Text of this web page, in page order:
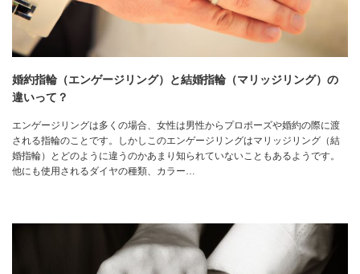
婚約指輪（エンゲージリング）と結婚指輪（マリッジリング）の
違いって？
エンゲージリングは多くの場合、女性は男性からプロポーズや婚約の際に渡
される指輪のことです。しかしこのエンゲージリングはマリッジリング（結
婚指輪）とどのように違うのかあまり知られていないこともあるようです。
他にも使用されるダイヤの種類、カラー…